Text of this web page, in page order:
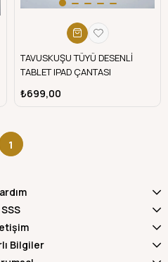
TAVUSKUŞU TÜYÜ DESENLİ
TABLET IPAD ÇANTASI
₺699,00
1
SSS
Bilgiler